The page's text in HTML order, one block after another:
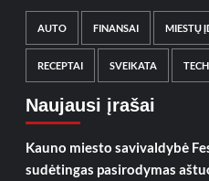
AUTO FINANSAI MIESTŲ
RECEPTAI SVEIKATA
Naujausi įrašai
Kauno miesto savivaldybė
sudėtingas pasirodymas